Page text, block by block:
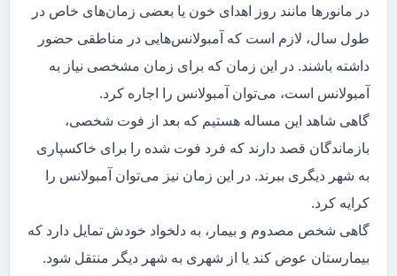
در مانور‌ها مانند روز اهدای خون یا بعضی زمان‌های خاص در
طول سال، لازم است که آمبولانس‌هایی در مناطقی حضور
داشته باشند. در این زمان که برای زمان مشخصی نیاز به
آمبولانس است، می‌توان آمبولانس را اجاره کرد.
گاهی شاهد این مساله هستیم که بعد از فوت شخصی،
بازماندگان قصد دارند که فرد فوت شده را برای خاکسپاری
به شهر دیگری ببرند. در این زمان نیز می‌توان آمبولانس را
کرایه کرد.
گاهی شخص مصدوم و بیمار، به دلخواد خودش تمایل دارد که
بیمارستان عوض کند یا از شهری به شهر دیگر منتقل شود.